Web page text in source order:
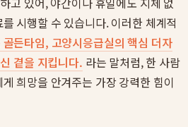
시행할 수 있습니다. 이러한 체계적
든타임, 고양시응급실의 핵심 더자
곁을 지킵니다. 라는 말처럼, 한 사람
희망을 안겨주는 가장 강력한 힘이